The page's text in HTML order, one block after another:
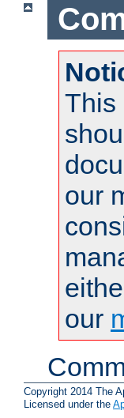
This
our
our
Copyright 2014 The
Licensed under the